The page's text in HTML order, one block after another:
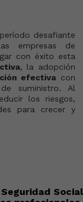
desafiante
empresas de
con éxito esta
, la adopción
efectiva con
suministro. Al
los riesgos,
para crecer y
Social